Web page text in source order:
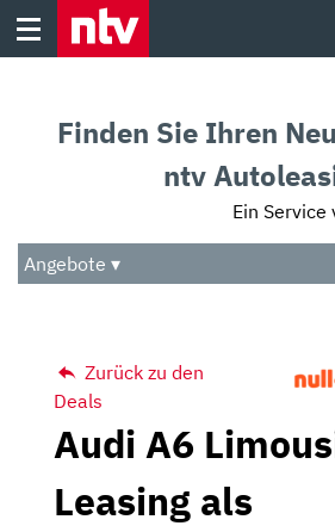
Skip
Audio
Das Beste
Finden Sie Ihren
ntv
Ein Service
Angebote ▾
Zurück zu den
Deals
Audi A6
Leasing als